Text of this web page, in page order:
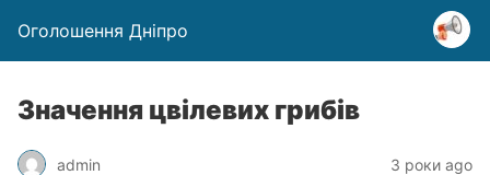
Оголошення Дніпро
Значення цвілевих грибів
admin 3 роки ago